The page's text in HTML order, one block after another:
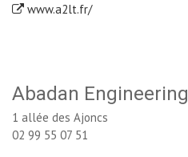
www.a2lt.fr/
Abadan Engineering
1 allée des Ajoncs
02 99 55 07 51